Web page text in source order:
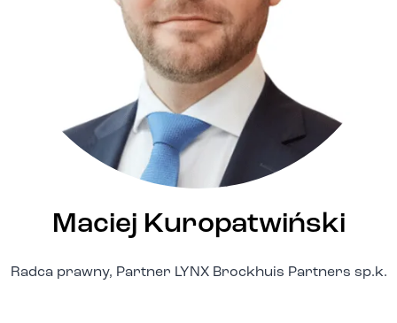
Maciej Kuropatwiński
Radca prawny, Partner LYNX Brockhuis Partners sp.k.